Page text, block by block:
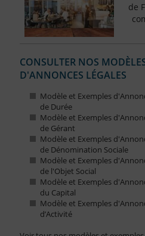
de
CONSULTER NOS
D'ANNONCES LÉGALES
Modèle et Exemples
de Durée
Modèle et Exemples
de Gérant
Modèle et Exemples
de Dénomination Sociale
Modèle et Exemples
de l'Objet Social
Modèle et Exemples
du Capital
Modèle et Exemples
d’Activité